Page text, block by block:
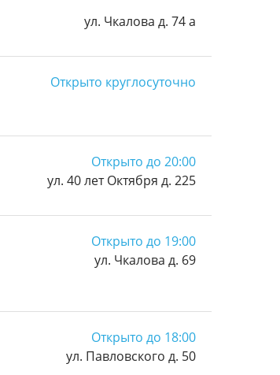
ул. Чкалова д. 74 а
Открыто круглосуточно
Открыто до 20:00
ул. 40 лет Октября д. 225
Открыто до 19:00
ул. Чкалова д. 69
Открыто до 18:00
ул. Павловского д. 50